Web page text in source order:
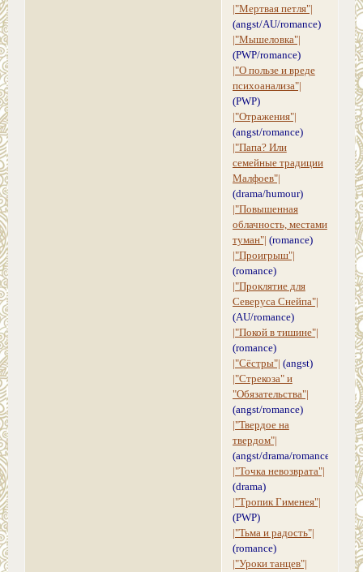
|"Мертвая петля"|
(angst/AU/romance)
|"Мышеловка"|
(PWP/romance)
|"О пользе и вреде
психоанализа"|
(PWP)
|"Отражения"|
(angst/romance)
|"Папа? Или
семейные традиции
Малфоев"|
(drama/humour)
|"Повышенная
облачность, местами
туман"| (romance)
|"Проигрыш"|
(romance)
|"Проклятие для
Северуса Снейпа"|
(AU/romance)
|"Покой в тишине"|
(romance)
|"Сёстры"| (angst)
|"Стрекоза" и
"Обязательства"|
(angst/romance)
|"Твердое на
твердом"|
(angst/drama/romance)
|"Точка невозврата"|
(drama)
|"Тропик Гименея"|
(PWP)
|"Тьма и радость"|
(romance)
|"Уроки танцев"|